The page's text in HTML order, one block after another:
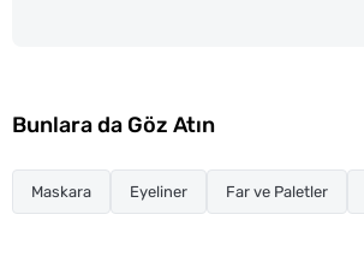
Bunlara da Göz Atın
Maskara Eyeliner Far ve Paletler